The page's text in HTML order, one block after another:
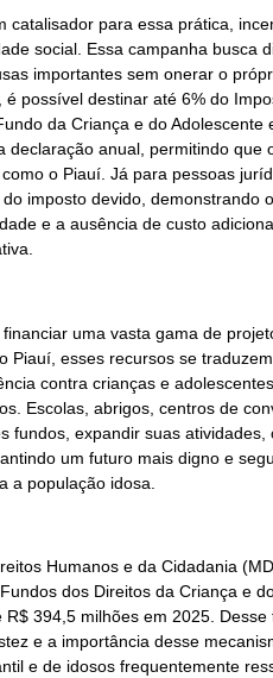
catalisador para essa prática,
social. Essa campanha busca
importantes sem onerar o
possível destinar até 6% do
da Criança e do Adolescente
declaração anual, permitindo que
o Piauí. Já para pessoas
imposto devido, demonstrando
e a ausência de custo
uma vasta gama de
Piauí, esses recursos se
contra crianças e
Escolas, abrigos, centros de
fundos, expandir suas atividades,
um futuro mais digno e
a população idosa.
Humanos e da Cidadania
dos Direitos da Criança e
394,5 milhões em 2025. Desse
e a importância desse
e de idosos frequentemente